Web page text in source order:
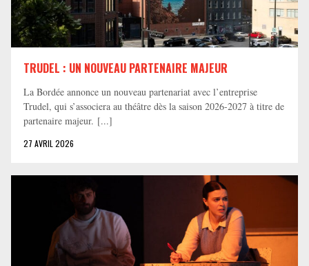
TRUDEL : UN NOUVEAU PARTENAIRE MAJEUR
La Bordée annonce un nouveau partenariat avec l’entreprise
Trudel, qui s’associera au théâtre dès la saison 2026-2027 à titre de
partenaire majeur. [...]
27 AVRIL 2026